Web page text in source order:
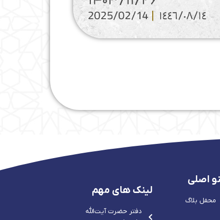
اصلی
محفل بلاگ
لینک های مهم
دفتر حضرت آيت‌الله‌